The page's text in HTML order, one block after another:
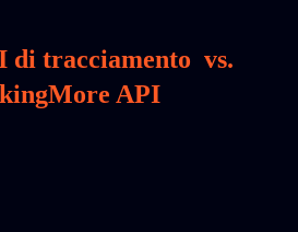
di tracciamento vs.
API